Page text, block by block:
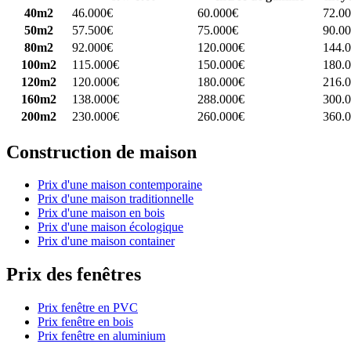
40m2
46.000€ 60.000€
50m2
57.500€ 75.000€
80m2
92.000€ 120.000€
100m2
115.000€ 150.000€
120m2
120.000€ 180.000€
160m2
138.000€ 288.000€
200m2
230.000€ 260.000€
Construction de maison
Prix d'une maison contemporaine
Prix d'une maison traditionnelle
Prix d'une maison en bois
Prix d'une maison écologique
Prix d'une maison container
Prix des fenêtres
Prix fenêtre en PVC
Prix fenêtre en bois
Prix fenêtre en aluminium